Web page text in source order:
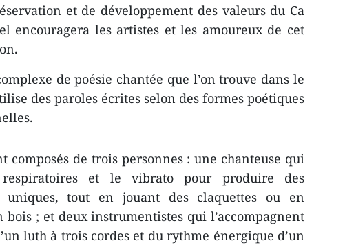
et de développement des valeurs du Ca
encouragera les artistes et les amoureux de cet
de poésie chantée que l’on trouve dans le
des paroles écrites selon des formes poétiques
composés de trois personnes : une chanteuse qui
et le vibrato pour produire des
uniques, tout en jouant des claquettes ou en
; et deux instrumentistes qui l’accompagnent
luth à trois cordes et du rythme énergique d’un